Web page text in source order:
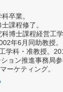
卒業。
課程修了。
博士課程経営工
年6月同助教授。
学科・准教授。
ョン推進事務局
ーケティング。